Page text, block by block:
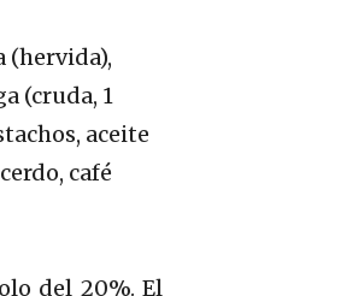
(hervida),
(cruda, 1
aceite
café
del 20%. El